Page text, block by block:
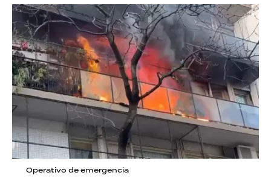
Operativo de emergencia